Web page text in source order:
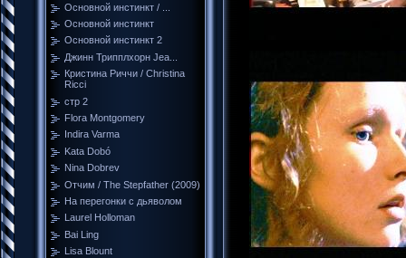
Основной инстинкт / ...
Основной инстинкт
Основной инстинкт 2
Джинн Трипплхорн Jea...
Кристина Риччи / Christina
Ricci
стр 2
Flora Montgomery
Indira Varma
Kata Dobó
Nina Dobrev
Отчим / The Stepfather (2009)
На перегонки с дьяволом
Laurel Holloman
Bai Ling
Lisa Blount